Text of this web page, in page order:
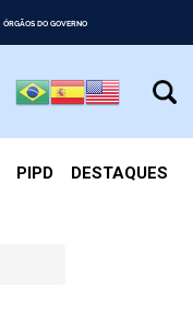
ÓRGÃOS DO GOVERNO
PIPD DESTAQUES